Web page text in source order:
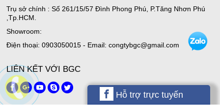
Trụ sở chính : Số 261/15/57 Đình Phong Phú, P.Tăng Nhơn Phú
,Tp.HCM.
Showroom:
Điện thoại: 0903050015 - Email: congtybgc@gmail.com
LIÊN KẾT VỚI BGC
Hỗ trợ trực tuyến